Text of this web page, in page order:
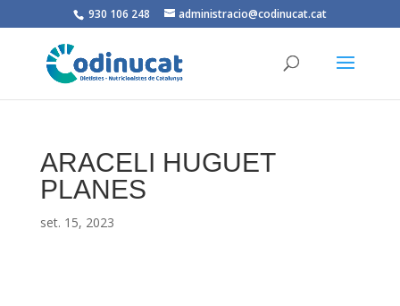
930 106 248 administracio@codinucat.cat
ARACELI HUGUET
PLANES
set. 15, 2023